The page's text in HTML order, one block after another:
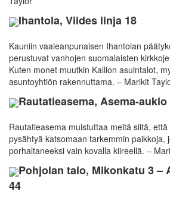
Ihantola, Viides linja 18
Kauniin vaaleanpunaisen Ihantolan
perustuvat vanhojen suomalaisten
Kuten monet muutkin Kallion asuintalot,
asuntoyhtiön rakennuttama. – Marikit
Rautatieasema, Asema-aukio
Rautatieasema muistuttaa meitä siitä,
pysähtyä katsomaan tarkemmin paikkoja,
porhaltaneeksi vain kovalla kiireellä. –
Pohjolan talo, Mikonkatu 3 –
44